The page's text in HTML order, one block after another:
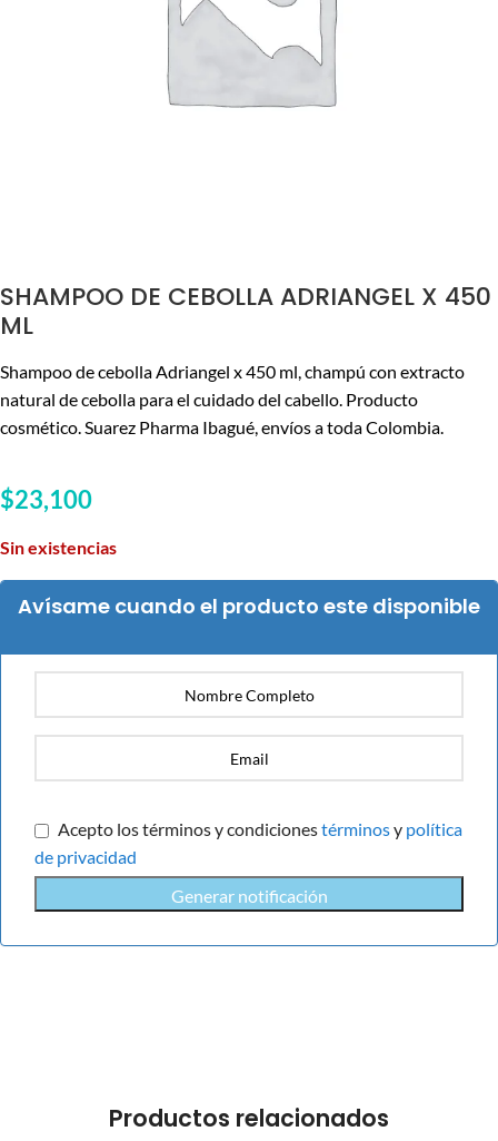
SHAMPOO DE CEBOLLA ADRIANGEL X 450
ML
Shampoo de cebolla Adriangel x 450 ml, champú con extracto
natural de cebolla para el cuidado del cabello. Producto
cosmético. Suarez Pharma Ibagué, envíos a toda Colombia.
$23,100
Sin existencias
Avísame cuando el producto este disponible
Acepto los términos y condicionestérminosy política
de privacidad
Generar notificación
Productos relacionados